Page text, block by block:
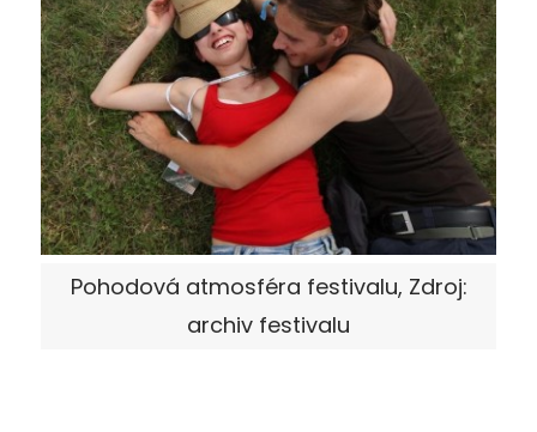
Pohodová atmosféra festivalu, Zdroj:
archiv festivalu